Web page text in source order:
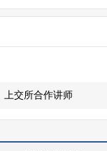
上交所合作讲师